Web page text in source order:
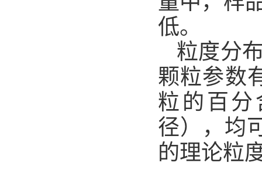
低。
粒度分
颗粒参数
粒的百分
径），均
的理论粒